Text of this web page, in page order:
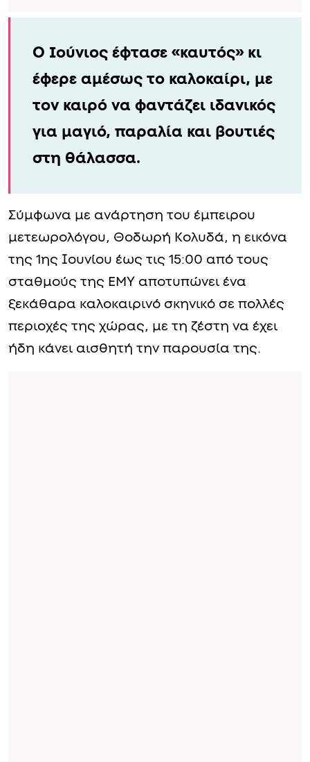
Ο Ιούνιος έφτασε «καυτός» κι
έφερε αμέσως το καλοκαίρι, με
τον καιρό να φαντάζει ιδανικός
για μαγιό, παραλία και βουτιές
στη θάλασσα.
Σύμφωνα με ανάρτηση του έμπειρου
μετεωρολόγου, Θοδωρή Κολυδά, η εικόνα
της 1ης Ιουνίου έως τις 15:00 από τους
σταθμούς της ΕΜΥ αποτυπώνει ένα
ξεκάθαρα καλοκαιρινό σκηνικό σε πολλές
περιοχές της χώρας, με τη ζέστη να έχει
ήδη κάνει αισθητή την παρουσία της.